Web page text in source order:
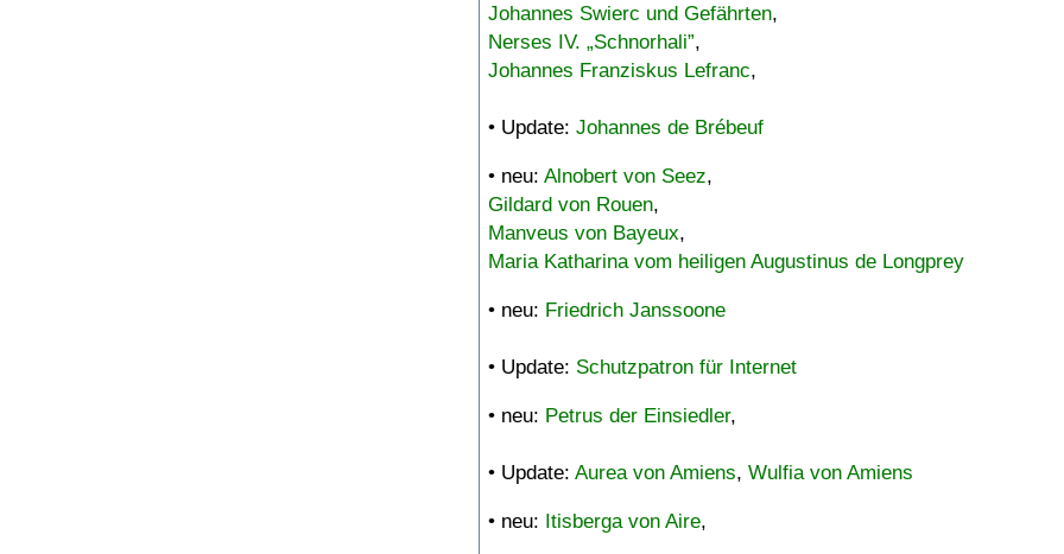
Johannes Swierc und Gefährten,
Nerses IV. „Schnorhali”,
Johannes Franziskus Lefranc,
• Update: Johannes de Brébeuf
• neu: Alnobert von Seez,
Gildard von Rouen,
Manveus von Bayeux,
Maria Katharina vom heiligen Augustinus de Longprey
• neu: Friedrich Janssoone
• Update: Schutzpatron für Internet
• neu: Petrus der Einsiedler,
• Update: Aurea von Amiens, Wulfia von Amiens
• neu: Itisberga von Aire,